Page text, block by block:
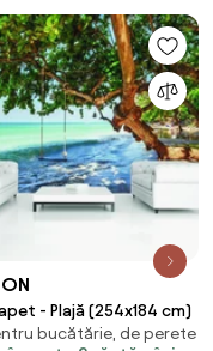
- Plajă (254x184 cm)
bucătărie, de perete